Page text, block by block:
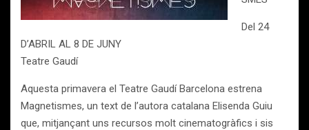
Del 24
D’ABRIL AL 8 DE JUNY
Teatre Gaudí
Aquesta primavera el Teatre Gaudí Barcelona estrena
Magnetismes, un text de l’autora catalana Elisenda Guiu
que, mitjançant uns recursos molt cinematogràfics i sis